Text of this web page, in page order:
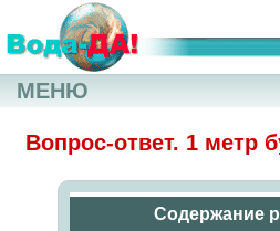
Вопрос-ответ. 1 метр
Содержание
МЕНЮ